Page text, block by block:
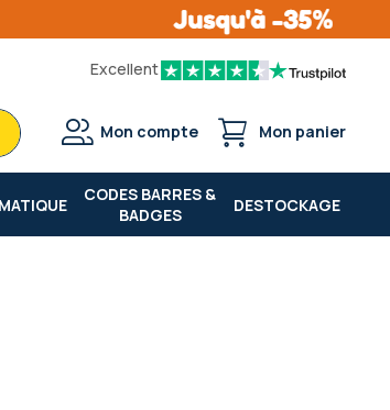
Excellent
Chercher
Mon compte Mon panier
CODES BARRES &
BADGES
DESTOCKAGE